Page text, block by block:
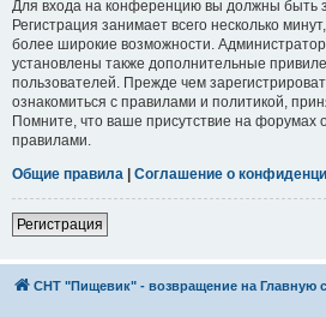
Для входа на конференцию вы должны быть
Регистрация занимает всего несколько
более широкие возможности.
установлены также дополнительные
пользователей. Прежде чем
ознакомиться с правилами и политикой,
Помните, что ваше присутствие на форумах
правилами.
Общие правила | Соглашение о
Регистрация
СНТ "Пищевик" - возвращение на Главную